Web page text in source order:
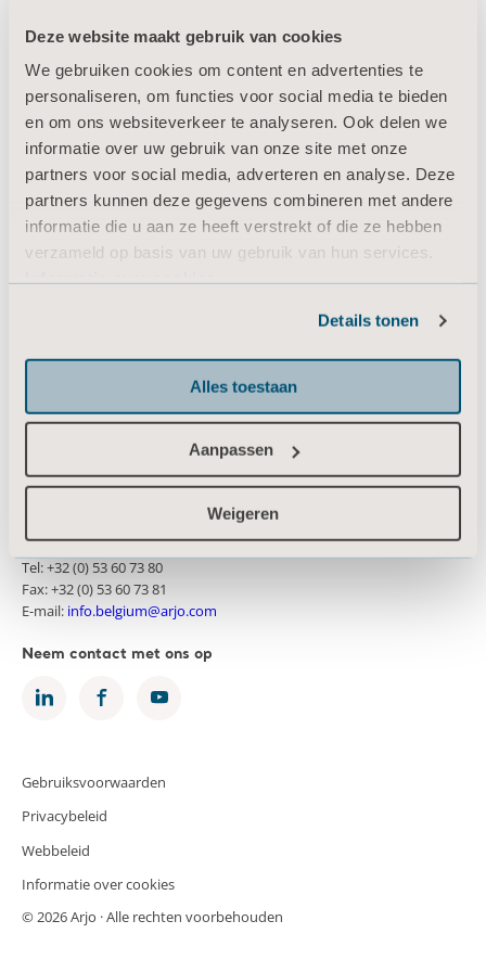
Deze website maakt gebruik van cookies
We gebruiken cookies om content en advertenties te
personaliseren, om functies voor social media te bieden
en om ons websiteverkeer te analyseren. Ook delen we
informatie over uw gebruik van onze site met onze
partners voor social media, adverteren en analyse. Deze
partners kunnen deze gegevens combineren met andere
informatie die u aan ze heeft verstrekt of die ze hebben
verzameld op basis van uw gebruik van hun services.
Details tonen
Alles toestaan
Aanpassen
Weigeren
Producten
Diensten en oplossingen
Kennis
Over ons
Neem contact met ons op
Architecten en ontwerpers
MediaBank
9420 Erpe-Mere
Tel: +32 (0) 53 60 73 80
Fax: +32 (0) 53 60 73 81
E-mail: info.belgium@arjo.com
Neem contact met ons op
Gebruiksvoorwaarden
Privacybeleid
Webbeleid
Informatie over cookies
© 2026 Arjo · Alle rechten voorbehouden